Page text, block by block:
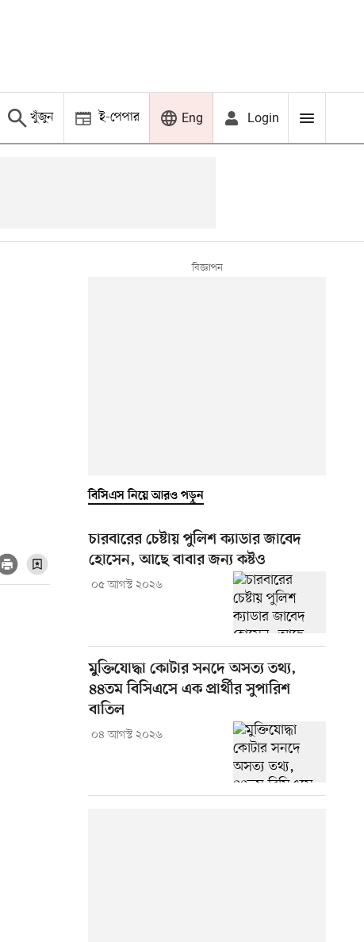
খুঁজুন ই-পেপার Eng Login
বিসিএস নিয়ে আরও পড়ুন
চারবারের চেষ্টায় পুলিশ ক্যাডার জাবেদ
হোসেন, আছে বাবার জন্য কষ্টও
০৫ আগস্ট ২০২৬
মুক্তিযোদ্ধা কোটার সনদে অসত্য তথ্য,
৪৪তম বিসিএসে এক প্রার্থীর সুপারিশ
বাতিল
০৪ আগস্ট ২০২৬